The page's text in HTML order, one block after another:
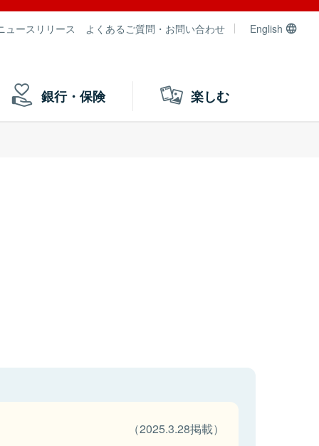
ュースリリース よくあるご質問・お問い合わせ English
銀行・保険 楽しむ
（2025.3.28掲載）